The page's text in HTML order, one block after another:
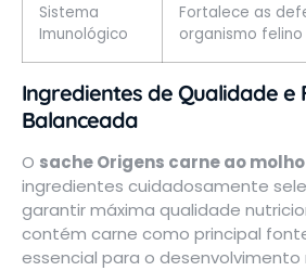
Sistema
Imunológico
Fortalece as
organismo felino
Ingredientes de Qualidade e
Balanceada
O sache Origens carne ao molho
ingredientes cuidadosamente
garantir máxima qualidade
contém carne como principal
essencial para o desenvolvimento